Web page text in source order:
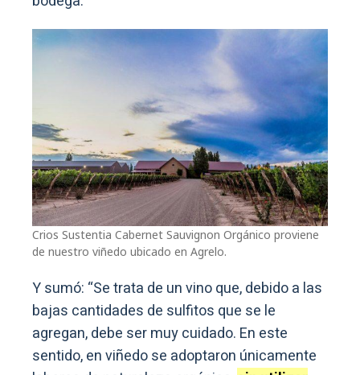
Crios Sustentia Cabernet Sauvignon Orgánico proviene
de nuestro viñedo ubicado en Agrelo.
Y sumó: “Se trata de un vino que, debido a las
bajas cantidades de sulfitos que se le
agregan, debe ser muy cuidado. En este
sentido, en viñedo se adoptaron únicamente